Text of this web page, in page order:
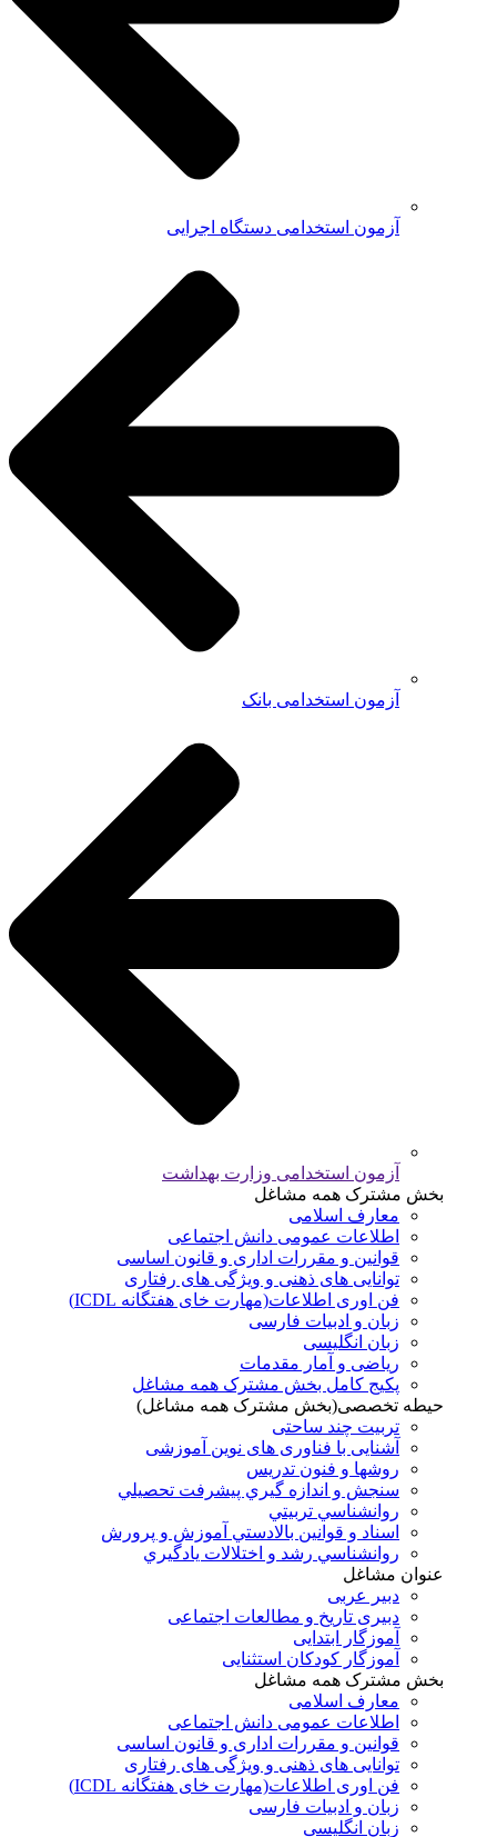
آزمون استخدامی دستگاه اجرایی
آزمون استخدامی بانک
آزمون استخدامی وزارت بهداشت
بخش مشترک همه مشاغل
معارف اسلامی
اطلاعات عمومی دانش اجتماعی
قوانین و مقررات اداری و قانون اساسی
توانایی های ذهنی و ویژگی های رفتاری
فن اوری اطلاعات(مهارت خای هفتگانه ICDL)
زبان و ادبیات فارسی
زبان انگلیسی
ریاضی و آمار مقدمات
پکیج کامل بخش مشترک همه مشاغل
حیطه تخصصی(بخش مشترک همه مشاغل)
تربیت چند ساحتی
آشنایی با فناوری های نوین آموزشی
روشها و فنون تدريس
سنجش و اندازه گيري پيشرفت تحصيلي
روانشناسي تربيتي
اسناد و قوانين بالادستي آموزش و پرورش
روانشناسي رشد و اختلالات يادگيري
عنوان مشاغل
دبير عربی
دبیری تاریخ و مطالعات اجتماعی
آموزگار ابتدایی
آموزگار کودکان استثنایی
بخش مشترک همه مشاغل
معارف اسلامی
اطلاعات عمومی دانش اجتماعی
قوانین و مقررات اداری و قانون اساسی
توانایی های ذهنی و ویژگی های رفتاری
فن اوری اطلاعات(مهارت خای هفتگانه ICDL)
زبان و ادبیات فارسی
زبان انگلیسی